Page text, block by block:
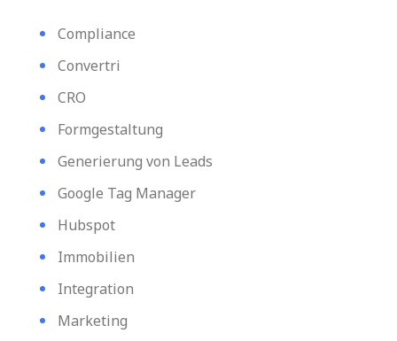
Compliance
Convertri
CRO
Formgestaltung
Generierung von Leads
Google Tag Manager
Hubspot
Immobilien
Integration
Marketing